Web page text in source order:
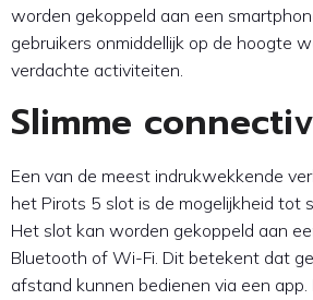
worden gekoppeld aan een
gebruikers onmiddellijk op de hoogte
verdachte activiteiten.
Slimme
Een van de meest indrukwekkende
het Pirots 5 slot is de mogelijkheid tot
Het slot kan worden gekoppeld aan
Bluetooth of Wi-Fi. Dit betekent dat
afstand kunnen bedienen via een